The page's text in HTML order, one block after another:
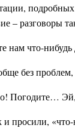
– разговоры
нам что-
без
Погодите…
просили, «что-